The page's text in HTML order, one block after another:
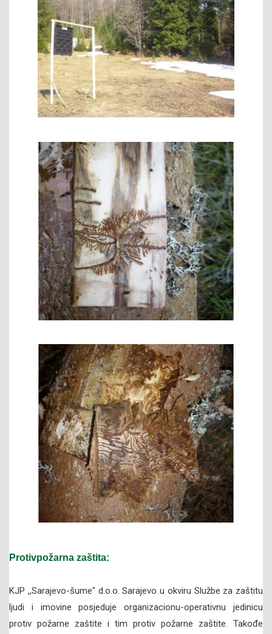
Protivpožarna zaštita:
KJP ,,Sarajevo-šume" d.o.o. Sarajevo u okviru Službe za zaštitu
ljudi i imovine posjeduje organizacionu-operativnu jedinicu
protiv požarne zaštite i tim protiv požarne zaštite. Takođe